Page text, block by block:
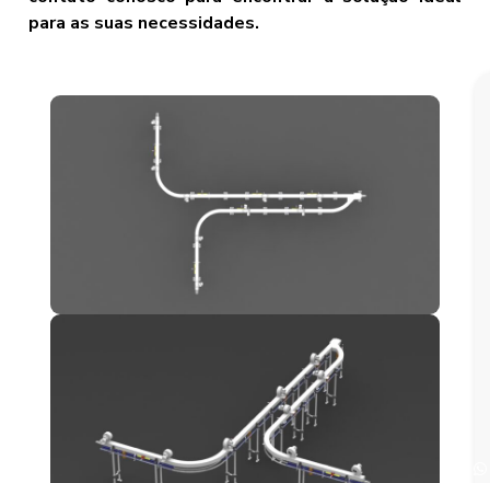
para as suas necessidades.